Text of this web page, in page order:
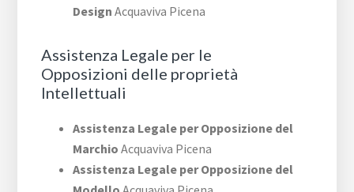
Design Acquaviva Picena
Assistenza Legale per le
Opposizioni delle proprietà
Intellettuali
Assistenza Legale per Opposizione del
Marchio Acquaviva Picena
Assistenza Legale per Opposizione del